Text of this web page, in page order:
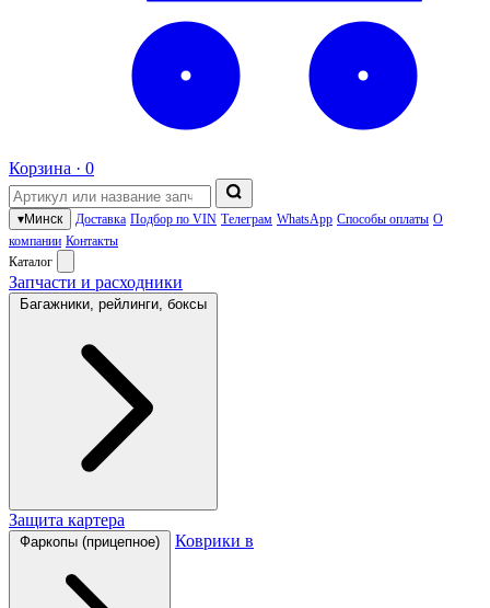
Корзина · 0
▾Минск Доставка Подбор по VIN Телеграм WhatsApp Способы оплаты О
компании Контакты
Каталог
Запчасти и расходники
Багажники, рейлинги, боксы
Защита картера
Фаркопы (прицепное) Коврики в